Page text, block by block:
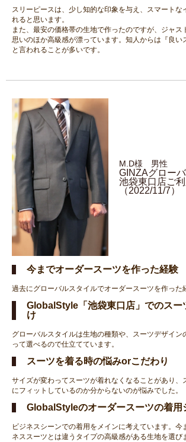
スリーピースは、少し知的な印象を与え、スマートな
れると思います。
また、最安の価格帯の生地で作ったのですが、ジャス
思いのほか高級感が漂っています。知人からは『良い
と言われることが多いです。
M.D様 男性
GINZAグロー
池袋東口店ご利
（2022/11/7）
今までオーダースーツを作った経験
過去にグローバルスタイルでオーダースーツを作った
GlobalStyle「池袋東口店」でのスー
け
グローバルスタイルは生地の種類や、スーツデザイン
って選べるので仕立てています。
スーツを着る時の悩みorこだわり
サイズが変わってスーツが着れなくなることがあり、
にフィットしているのか分からないのが悩みでした。
GlobalStyleのオーダースーツの着用
ビジネスシーンでの着用をメインに考えています。今
ネススーツとは違うタイプの高級感がある生地を選び